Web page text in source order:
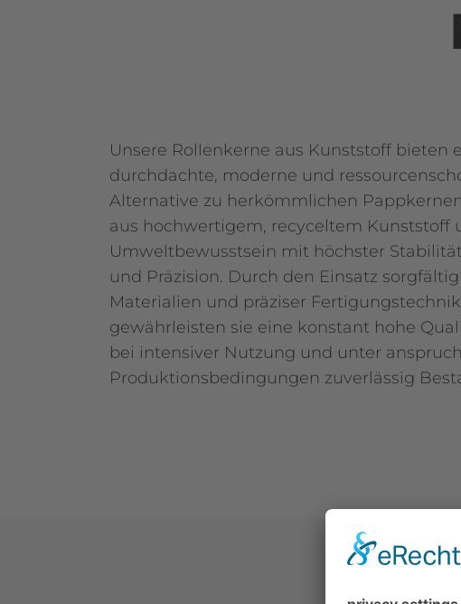
Unsere Rollenkerne aus Kunststoff bieten
durchdachte, moderne und
Alternative zu herkömmlichen
aus hochwertigem, recyceltem Kunststoff
Umweltbewusstsein mit höchster
und Präzision. Durch den Einsatz
Materialien und präziser
gewährleisten sie eine konstant hohe
bei intensiver Nutzung und unter
Produktionsbedingungen zuverlässig